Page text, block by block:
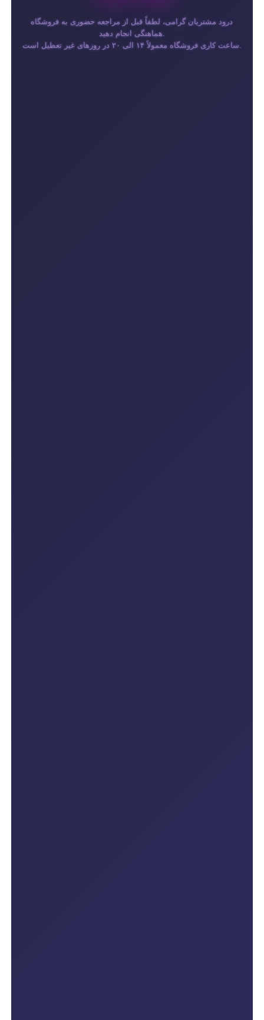
درود مشتریان گرامی، لطفاً قبل از مراجعه حضوری به فروشگاه
هماهنگی انجام دهید.
ساعت کاری فروشگاه معمولاً ۱۴ الی ۲۰ در روزهای غیر تعطیل است.